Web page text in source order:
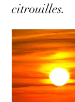
citrouilles.